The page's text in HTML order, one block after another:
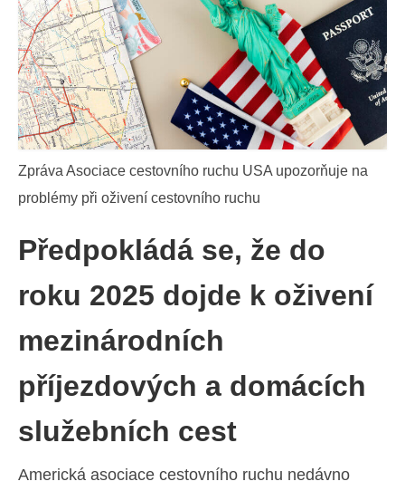
Nederlands Holandský)
English(Angličtina
Eesti(Estonština )
Suomi(Finský)
Français(Francouzština)
Deutsch(Němec)
Magyar(Maďarština)
Italiano(Ital)
日本語 (Japonský )
Zpráva Asociace cestovního ruchu USA upozorňuje na
problémy při oživení cestovního ruchu
Předpokládá se, že do
roku 2025 dojde k oživení
mezinárodních
příjezdových a domácích
služebních cest
Americká asociace cestovního ruchu nedávno